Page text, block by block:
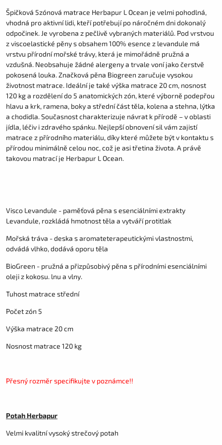
Špičková 5zónová matrace Herbapur L Ocean je velmi pohodlná,
vhodná pro aktivní lidi, kteří potřebují po náročném dni dokonalý
odpočinek. Je vyrobena z pečlivě vybraných materiálů. Pod vrstvou
z viscoelastické pěny s obsahem 100% esence z levandule má
vrstvu přírodní mořské trávy, která je mimořádně pružná a
vzdušná. Neobsahuje žádné alergeny a trvale voní jako čerstvě
pokosená louka. Značková pěna Biogreen zaručuje vysokou
životnost matrace. Ideální je také výška matrace 20 cm, nosnost
120 kg a rozdělení do 5 anatomických zón, které výborně podepřou
hlavu a krk, ramena, boky a střední část těla, kolena a stehna, lýtka
a chodidla. Současnost charakterizuje návrat k přírodě – v oblasti
jídla, léčiv i zdravého spánku. Nejlepší obnovení sil vám zajistí
matrace z přírodního materiálu, díky které můžete být v kontaktu s
přírodou minimálně celou noc, což je asi třetina života. A právě
takovou matrací je Herbapur L Ocean.
Visco Levandule - paměťová pěna s esenciálními extrakty
Levandule, rozkládá hmotnost těla a vytváří protitlak
Mořská tráva - deska s aromateterapeutickými vlastnostmi,
odvádá vlhko, dodává oporu těla
BioGreen - pružná a přizpůsobivý pěna s přírodními esenciálními
oleji z kokosu. lnu a vlny.
Tuhost matrace střední
Počet zón 5
Výška matrace 20 cm
Nosnost matrace 120 kg
Přesný rozměr specifikujte v poznámce!!
Potah Herbapur
Velmi kvalitní vysoký strečový potah